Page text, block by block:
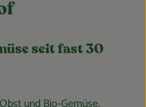
seit fast 30